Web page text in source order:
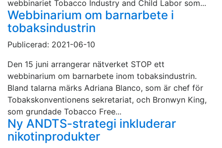
webbinariet Tobacco Industry and Child Labor som...
Webbinarium om barnarbete i
tobaksindustrin
Publicerad: 2021-06-10
Den 15 juni arrangerar nätverket STOP ett
webbinarium om barnarbete inom tobaksindustrin.
Bland talarna märks Adriana Blanco, som är chef för
Tobakskonventionens sekretariat, och Bronwyn King,
som grundade Tobacco Free...
Ny ANDTS-strategi inkluderar
nikotinprodukter